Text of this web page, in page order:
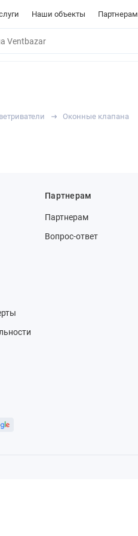
Наши объекты Партнерам
Оконные клапана
Партнерам
Партнерам
Вопрос-ответ